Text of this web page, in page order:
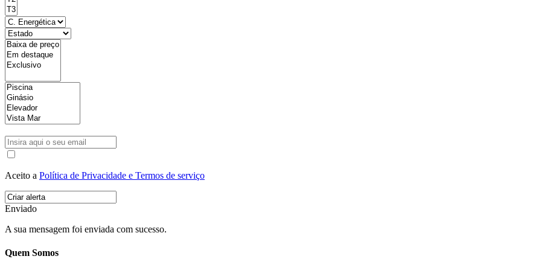
Aceito a Política de Privacidade e Termos de serviço
Enviado
A sua mensagem foi enviada com sucesso.
Quem Somos